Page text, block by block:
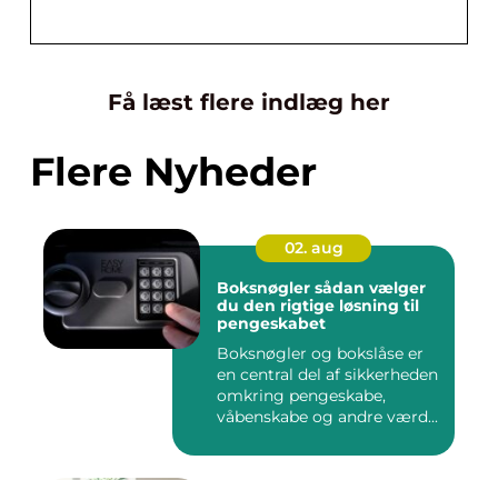
Få læst flere indlæg her
Flere Nyheder
02. aug
Boksnøgler sådan vælger
du den rigtige løsning til
pengeskabet
Boksnøgler og bokslåse er
en central del af sikkerheden
omkring pengeskabe,
våbenskabe og andre værd...